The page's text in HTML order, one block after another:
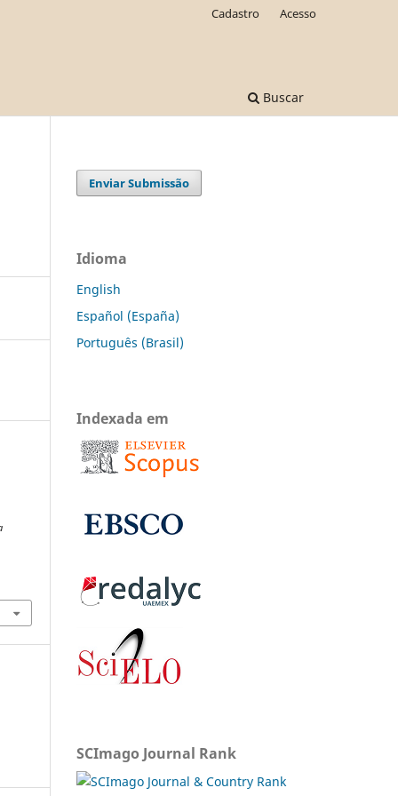
Buscar
Cadastro Acesso
Enviar Submissão
Idioma
English
Español (España)
Português (Brasil)
Indexada em
SCImago Journal Rank